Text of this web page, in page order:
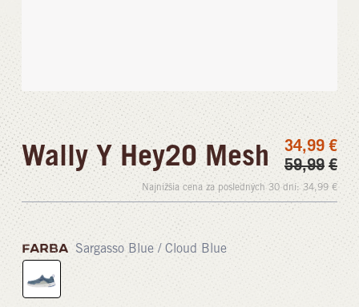
Wally Y Hey2O Mesh 34,99 €
59,99 €
Najnižšia cena za posledných 30 dní:34,99 €
FARBA Sargasso Blue / Cloud Blue